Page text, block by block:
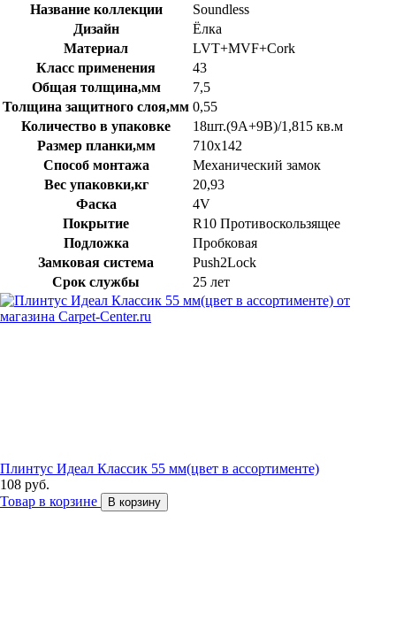
Название коллекции
Soundless
Дизайн
Ёлка
Материал
LVT+MVF+Cork
Класс применения
43
Общая толщина,мм
7,5
Толщина защитного слоя,мм 0,55
Количество в упаковке
18шт.(9А+9В)/1,815 кв.м
Размер планки,мм
710х142
Способ монтажа
Механический замок
Вес упаковки,кг
20,93
Фаска
4V
Покрытие
R10 Противоскользящее
Подложка
Пробковая
Замковая система
Push2Lock
Срок службы
25 лет
Плинтус Идеал Классик 55 мм(цвет в ассортименте)
108 руб.
Товар в корзине
В корзину